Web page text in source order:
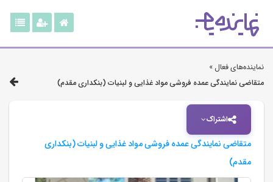
نماینده‌های فعال »
متقاضی نمایندگی عمده فروشی مواد غذایی و لبنیات (بنکداری مقدم)
اشتراک
متقاضی نمایندگی عمده فروشی مواد غذایی و لبنیات (بنکداری
مقدم)